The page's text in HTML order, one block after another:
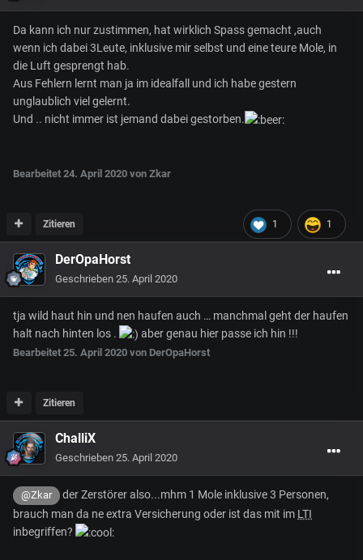
Da kann ich nur zustimmen, hat wirklich Spass gemacht ,auch
wenn ich dabei 3Leute, inklusive mir selbst und eine teure Mole, in
die Luft gesprengt hab.
Aus Fehlern lernt man ja im idealfall und ich habe gestern
unglaublich viel gelernt.
Und .. nicht immer ist jemand dabei gestorben.
Bearbeitet 24. April 2020 von Zkar
1 1
Zitieren
DerOpaHorst
Geschrieben 25. April 2020
tja wild haut hin und nen haufen auch … manchmal geht der haufen
halt nach hinten los .
aber genau hier passe ich hin !!!
Bearbeitet 25. April 2020 von DerOpaHorst
Zitieren
ChalliX
Geschrieben 25. April 2020
@Zkar
der Zerstörer also...mhm 1 Mole inklusive 3 Personen,
brauch man da ne extra Versicherung oder ist das mit im LTI
inbegriffen?